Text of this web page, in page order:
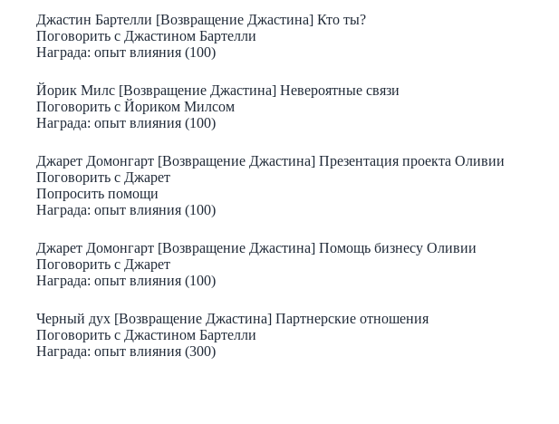
Джастин Бартелли [Возвращение Джастина] Кто ты?
Поговорить с Джастином Бартелли
Награда: опыт влияния (100)
Йорик Милс [Возвращение Джастина] Невероятные связи
Поговорить с Йориком Милсом
Награда: опыт влияния (100)
Джарет Домонгарт [Возвращение Джастина] Презентация проекта Оливии
Поговорить с Джарет
Попросить помощи
Награда: опыт влияния (100)
Джарет Домонгарт [Возвращение Джастина] Помощь бизнесу Оливии
Поговорить с Джарет
Награда: опыт влияния (100)
Черный дух [Возвращение Джастина] Партнерские отношения
Поговорить с Джастином Бартелли
Награда: опыт влияния (300)